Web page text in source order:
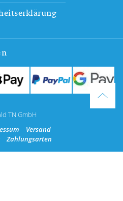
TN GmbH
Versand
Zahlungsarten